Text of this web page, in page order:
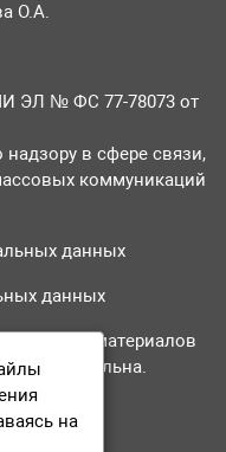
О.А.
ЭЛ № ФС 77-78073 от
в сфере связи,
коммуникаций
данных
данных
материалов
обязательна.
на